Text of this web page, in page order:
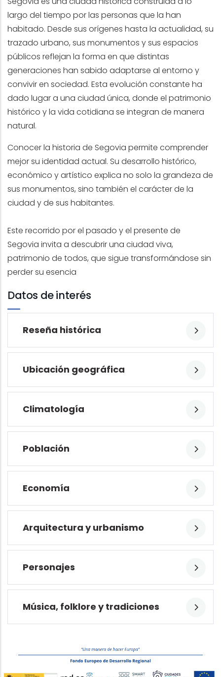
largo del tiempo por las personas que la han
habitado. Desde sus orígenes hasta la actualidad, su
trazado urbano, sus monumentos y sus espacios
públicos reflejan la forma en que distintas
generaciones han sabido adaptarse al entorno y
convivir en sociedad. Esta evolución constante ha
dado lugar a una ciudad única, donde el patrimonio
histórico y la vida cotidiana se integran de manera
natural.
Conocer la historia de Segovia permite comprender
mejor su identidad actual. Su desarrollo histórico,
económico y artístico explica no solo la grandeza de
sus monumentos, sino también el carácter de la
ciudad y de sus habitantes.
Este recorrido por el pasado y el presente de
Segovia invita a descubrir una ciudad viva,
patrimonio de todos, que sigue transformándose sin
perder su esencia
Datos de interés
Reseña histórica
Ubicación geográfica
Climatología
Población
Economía
Arquitectura y urbanismo
Personajes
Música, folklore y tradiciones